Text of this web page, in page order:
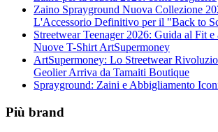
Zaino Sprayground Nuova Collezione
L'Accessorio Definitivo per il "Back to
Streetwear Teenager 2026: Guida al Fit
Nuove T-Shirt ArtSupermoney
ArtSupermoney: Lo Streetwear
Geolier Arriva da Tamaiti Boutique
Sprayground: Zaini e Abbigliamento
Più brand